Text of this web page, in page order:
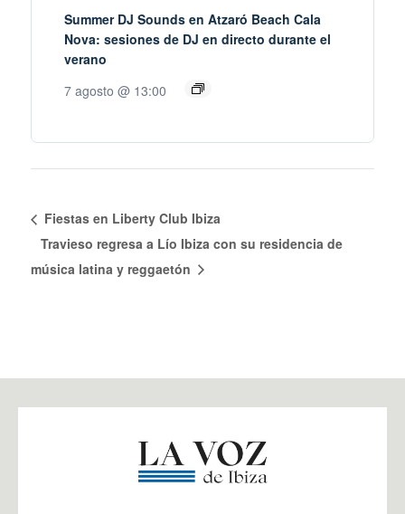
Summer DJ Sounds en Atzaró Beach Cala
Nova: sesiones de DJ en directo durante el
verano
7 agosto @ 13:00
Fiestas en Liberty Club Ibiza
Travieso regresa a Lío Ibiza con su residencia de
música latina y reggaetón